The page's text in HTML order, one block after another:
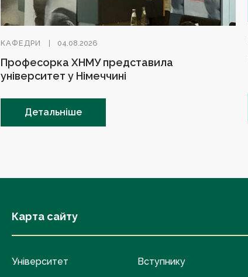
КАФЕДРИ 04.08.2026
Професорка ХНМУ представила
університет у Німеччині
Детальніше
Карта сайту
Університет Вступнику